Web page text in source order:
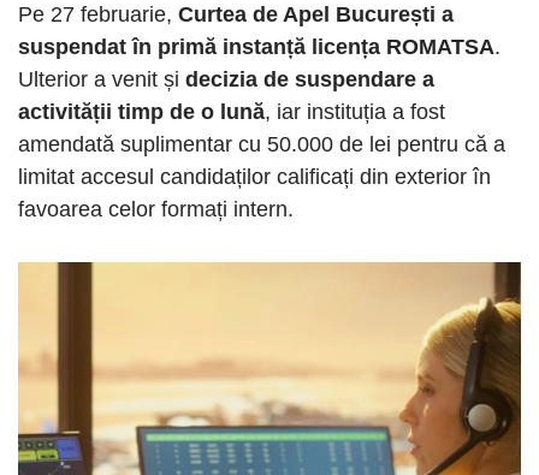
Pe 27 februarie, Curtea de Apel București a
suspendat în primă instanță licența ROMATSA.
Ulterior a venit și decizia de suspendare a
activității timp de o lună, iar instituția a fost
amendată suplimentar cu 50.000 de lei pentru că a
limitat accesul candidaților calificați din exterior în
favoarea celor formați intern.